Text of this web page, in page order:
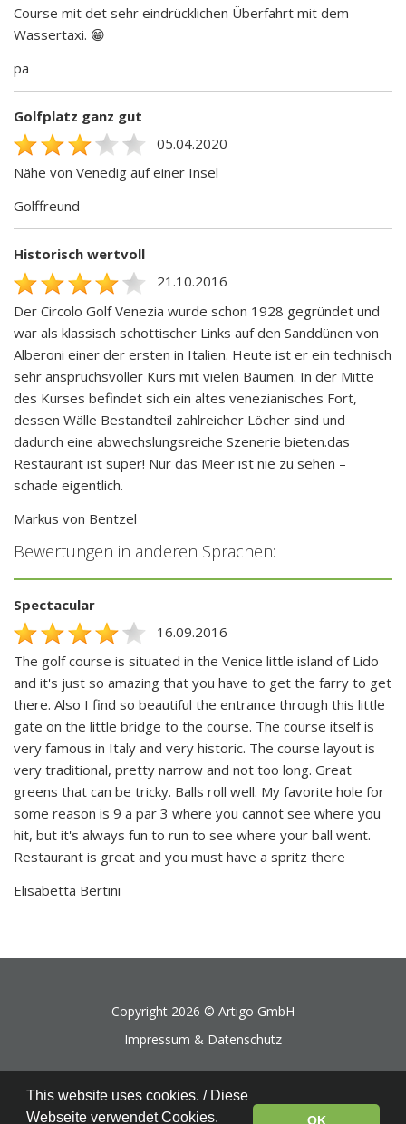
Course mit det sehr eindrücklichen Überfahrt mit dem
Wassertaxi. 😁
pa
Golfplatz ganz gut
05.04.2020
Nähe von Venedig auf einer Insel
Golffreund
Historisch wertvoll
21.10.2016
Der Circolo Golf Venezia wurde schon 1928 gegründet und
war als klassisch schottischer Links auf den Sanddünen von
Alberoni einer der ersten in Italien. Heute ist er ein technisch
sehr anspruchsvoller Kurs mit vielen Bäumen. In der Mitte
des Kurses befindet sich ein altes venezianisches Fort,
dessen Wälle Bestandteil zahlreicher Löcher sind und
dadurch eine abwechslungsreiche Szenerie bieten.das
Restaurant ist super! Nur das Meer ist nie zu sehen –
schade eigentlich.
Markus von Bentzel
Bewertungen in anderen Sprachen:
Spectacular
16.09.2016
The golf course is situated in the Venice little island of Lido
and it's just so amazing that you have to get the farry to get
there. Also I find so beautiful the entrance through this little
gate on the little bridge to the course. The course itself is
very famous in Italy and very historic. The course layout is
very traditional, pretty narrow and not too long. Great
greens that can be tricky. Balls roll well. My favorite hole for
some reason is 9 a par 3 where you cannot see where you
hit, but it's always fun to run to see where your ball went.
Restaurant is great and you must have a spritz there
Elisabetta Bertini
Copyright 2026 © Artigo GmbH
Impressum & Datenschutz
This website uses cookies. / Diese
Webseite verwendet Cookies.
OK